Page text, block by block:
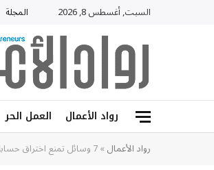
السبت, أغسطس 8, 2026 المجلة
رواد الأعمال العمل الحر
رواد الأعمال»7 وسائل تمنع اختراق حسابك